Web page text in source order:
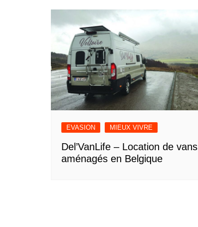
l’article
EVASION MIEUX VIVRE
Del’VanLife – Location de vans
aménagés en Belgique